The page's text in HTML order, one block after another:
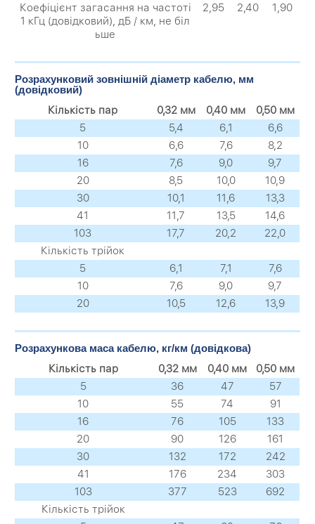
Коефіцієнт загасання на частоті
1 кГц (довідковий), дБ / км, не біл
ьше
2,95 2,40 1,90
Розрахунковий зовнішній діаметр кабелю, мм
(довідковий)
Кількість пар 0,32 мм 0,40 мм
0,50 мм
5
5,4 6,1
6,6
10
6,6 7,6
8,2
16
7,6 9,0
9,7
20
8,5 10,0
10,9
30
10,1 11,6
13,3
41
11,7 13,5
14,6
103
17,7 20,2
22,0
Кількість трійок
5
6,1 7,1
7,6
10
7,6 9,0
9,7
20
10,5 12,6 13,9
Розрахункова маса кабелю, кг/км (довідкова)
Кількість пар 0,32 мм 0,40 мм
0,50 мм
5
36 47
57
10
55 74
91
16
76 105
133
20
90 126
161
30
132 172
242
41
176 234
303
103
377 523
692
Кількість трійок